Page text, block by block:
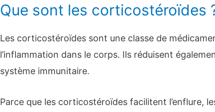
Que sont les corticostéroïdes
Les corticostéroïdes sont une classe de
l’inflammation dans le corps. Ils réduisent
système immunitaire.
Parce que les corticostéroïdes facilitent l’enflure,